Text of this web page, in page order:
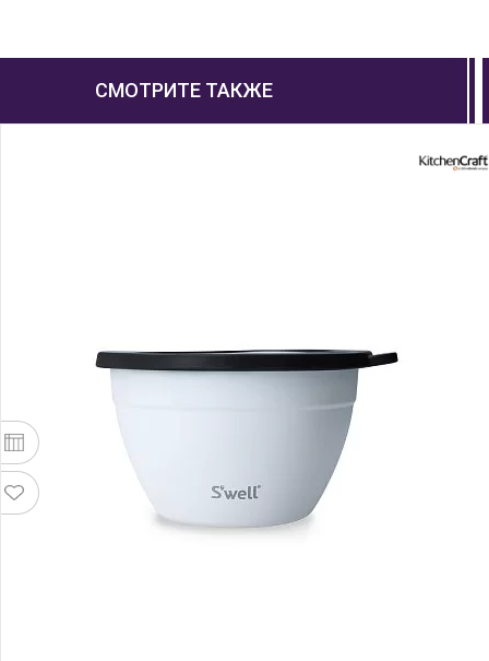
СМОТРИТЕ ТАКЖЕ